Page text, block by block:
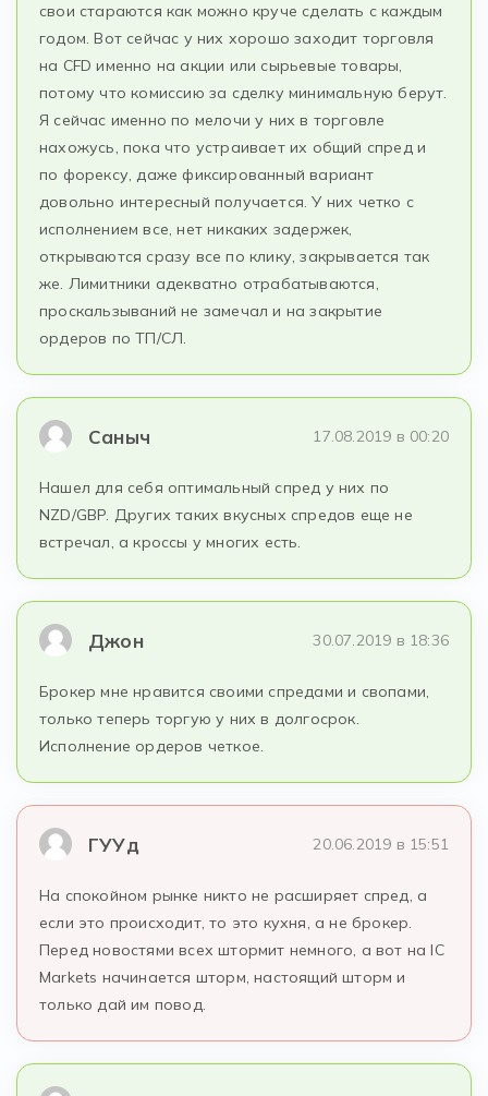
свои стараются как можно круче сделать с каждым
годом. Вот сейчас у них хорошо заходит торговля
на CFD именно на акции или сырьевые товары,
потому что комиссию за сделку минимальную берут.
Я сейчас именно по мелочи у них в торговле
нахожусь, пока что устраивает их общий спред и
по форексу, даже фиксированный вариант
довольно интересный получается. У них четко с
исполнением все, нет никаких задержек,
открываются сразу все по клику, закрывается так
же. Лимитники адекватно отрабатываются,
проскальзываний не замечал и на закрытие
ордеров по ТП/СЛ.
Саныч 17.08.2019 в 00:20
Нашел для себя оптимальный спред у них по
NZD/GBP. Других таких вкусных спредов еще не
встречал, а кроссы у многих есть.
Джон 30.07.2019 в 18:36
Брокер мне нравится своими спредами и свопами,
только теперь торгую у них в долгосрок.
Исполнение ордеров четкое.
ГУУд 20.06.2019 в 15:51
На спокойном рынке никто не расширяет спред, а
если это происходит, то это кухня, а не брокер.
Перед новостями всех штормит немного, а вот на IC
Markets начинается шторм, настоящий шторм и
только дай им повод.